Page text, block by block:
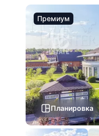
Премиум
Планировка